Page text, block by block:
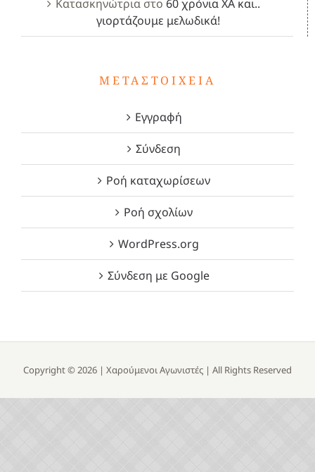
Κατασκηνώτρια στο 60 χρόνια ΧΑ και..
γιορτάζουμε μελωδικά!
ΜΕΤΑΣΤΟΙΧΕΊΑ
Εγγραφή
Σύνδεση
Ροή καταχωρίσεων
Ροή σχολίων
WordPress.org
Σύνδεση με Google
Copyright © 2026 | Χαρούμενοι Αγωνιστές | All Rights Reserved